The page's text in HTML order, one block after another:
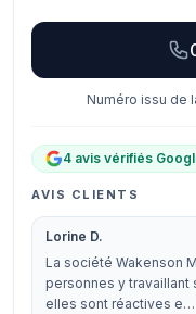
Numéro issu de
4 avis vérifiés
AVIS CLIENTS
Lorine D.
La société Wakenson
personnes y
elles sont réactives e…